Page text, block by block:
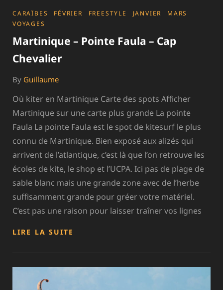
CATEGORIES
CARAÏBES FÉVRIER FREESTYLE JANVIER
MARS
VOYAGES
Martinique – Pointe Faula – Cap
Chevalier
By Guillaume
Où kiter en Martinique Carte des spots Afficher
Martinique sur une carte plus grande La pointe
Faula La pointe Faula est le spot de kitesurf le plus
connu de Martinique. Bien exposé aux alizés qui
arrivent de l’atlantique, c’est là que l’on retrouve les
écoles de kite, le shop et l’UCPA. Ici pas de plage de
sable blanc mais une grande zone avec de l’herbe
suffisamment grande pour gréer votre matériel.
C’est pas une raison pour laisser traîner vos lignes
LIRE LA SUITE
–